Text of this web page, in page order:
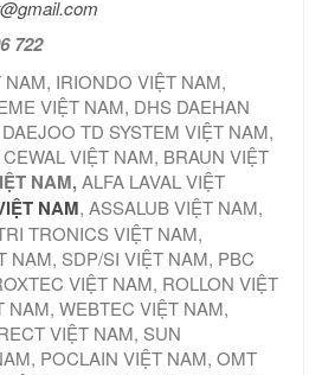
722
NAM, IRIONDO VIỆT NAM,
VIỆT NAM, DHS DAEHAN
TD SYSTEM VIỆT NAM,
VIỆT NAM, BRAUN VIỆT
NAM,ALFA LAVAL VIỆT
NAM, ASSALUB VIỆT NAM,
TRONICS VIỆT NAM,
NAM, SDP/SI VIỆT NAM, PBC
VIỆT NAM, ROLLON VIỆT
NAM, WEBTEC VIỆT NAM,
VIỆT NAM, SUN
POCLAIN VIỆT NAM, OMT